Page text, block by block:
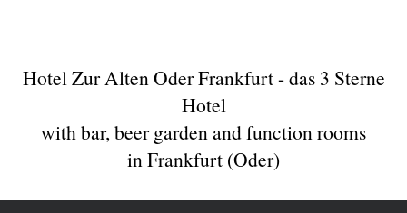
Hotel Zur Alten Oder Frankfurt - das 3 Sterne
Hotel
with bar, beer garden and function rooms
in Frankfurt (Oder)